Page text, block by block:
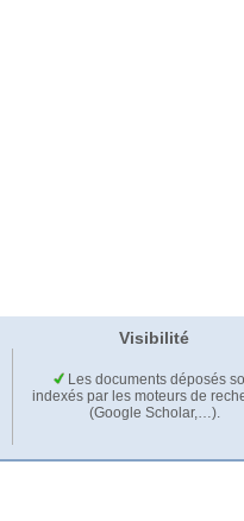
Visibilité
Les documents déposés
indexés par les moteurs de
(Google Scholar,…).